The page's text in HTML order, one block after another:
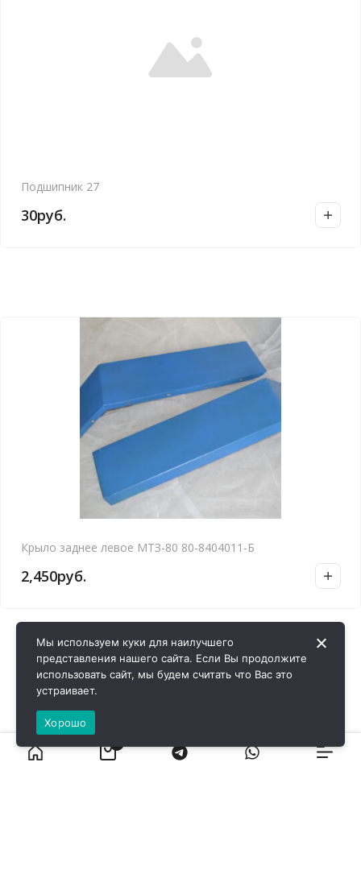
Подшипник 27
30руб.
Крыло заднее левое МТЗ-80 80-8404011-Б
2,450руб.
Мы используем куки для наилучшего
представления нашего сайта. Если Вы продолжите
использовать сайт, мы будем считать что Вас это
устраивает.
Хорошо